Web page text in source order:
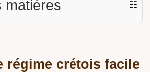
matières ☷
régime crétois facile